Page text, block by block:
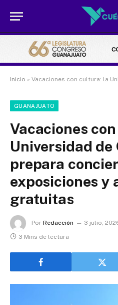
Inicio » Vacaciones con cultura: la Universidad de Guanajuato
GUANAJUATO
Vacaciones
Universidad
prepara
exposiciones y
gratuitas
Por Redacción 3 julio,
3 Mins de lectura